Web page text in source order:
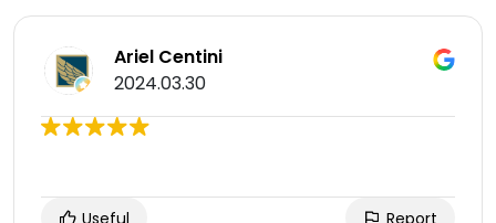
Ariel Centini
2024.03.30